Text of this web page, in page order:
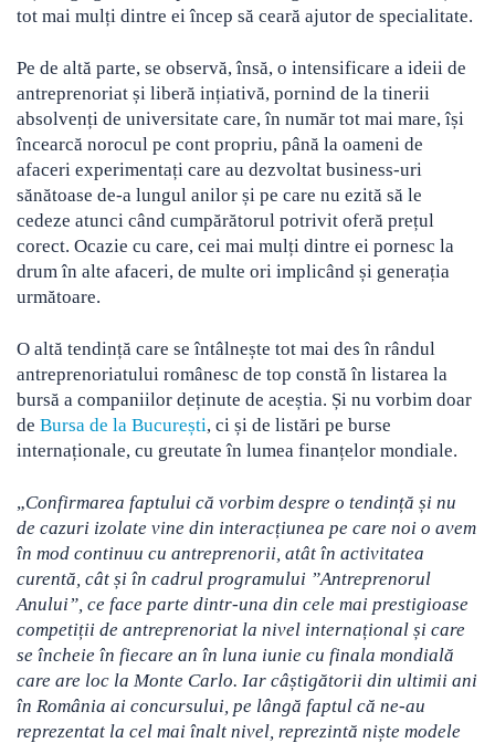
tot mai mulți dintre ei încep să ceară ajutor de specialitate.
Pe de altă parte, se observă, însă, o intensificare a ideii de
antreprenoriat și liberă ințiativă, pornind de la tinerii
absolvenți de universitate care, în număr tot mai mare, își
încearcă norocul pe cont propriu, până la oameni de
afaceri experimentați care au dezvoltat business-uri
sănătoase de-a lungul anilor și pe care nu ezită să le
cedeze atunci când cumpărătorul potrivit oferă prețul
corect. Ocazie cu care, cei mai mulți dintre ei pornesc la
drum în alte afaceri, de multe ori implicând și generația
următoare.
O altă tendință care se întâlnește tot mai des în rândul
antreprenoriatului românesc de top constă în listarea la
bursă a companiilor deținute de aceștia. Și nu vorbim doar
de Bursa de la București, ci și de listări pe burse
internaționale, cu greutate în lumea finanțelor mondiale.
„Confirmarea faptului că vorbim despre o tendință și nu
de cazuri izolate vine din interacțiunea pe care noi o avem
în mod continuu cu antreprenorii, atât în activitatea
curentă, cât și în cadrul programului ”Antreprenorul
Anului”, ce face parte dintr-una din cele mai prestigioase
competiții de antreprenoriat la nivel internațional și care
se încheie în fiecare an în luna iunie cu finala mondială
care are loc la Monte Carlo. Iar câștigătorii din ultimii ani
în România ai concursului, pe lângă faptul că ne-au
reprezentat la cel mai înalt nivel, reprezintă niște modele